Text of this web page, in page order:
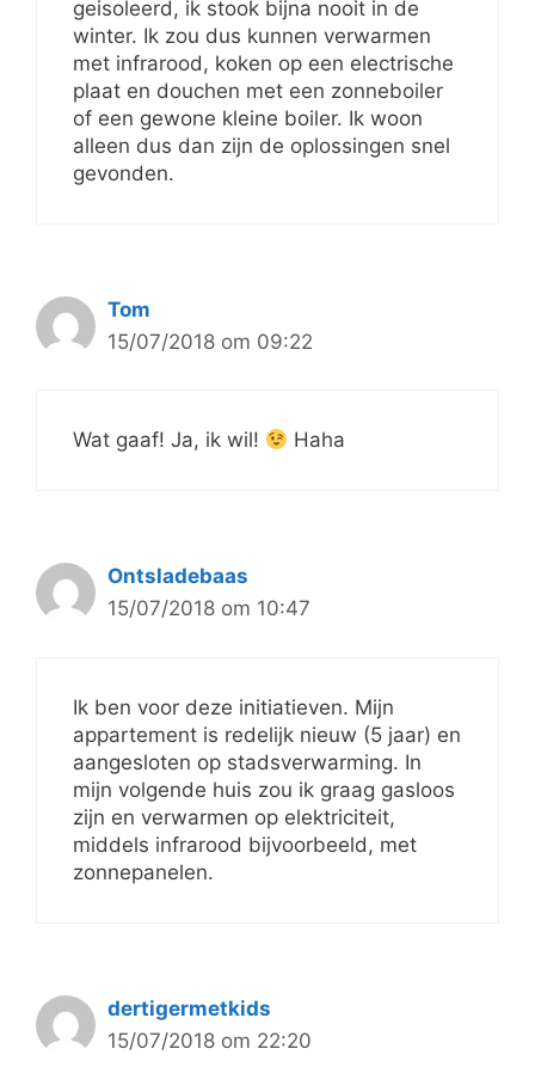
geisoleerd, ik stook bijna nooit in de
winter. Ik zou dus kunnen verwarmen
met infrarood, koken op een electrische
plaat en douchen met een zonneboiler
of een gewone kleine boiler. Ik woon
alleen dus dan zijn de oplossingen snel
gevonden.
Tom
15/07/2018 om 09:22
Wat gaaf! Ja, ik wil! Haha
Ontsladebaas
15/07/2018 om 10:47
Ik ben voor deze initiatieven. Mijn
appartement is redelijk nieuw (5 jaar) en
aangesloten op stadsverwarming. In
mijn volgende huis zou ik graag gasloos
zijn en verwarmen op elektriciteit,
middels infrarood bijvoorbeeld, met
zonnepanelen.
dertigermetkids
15/07/2018 om 22:20